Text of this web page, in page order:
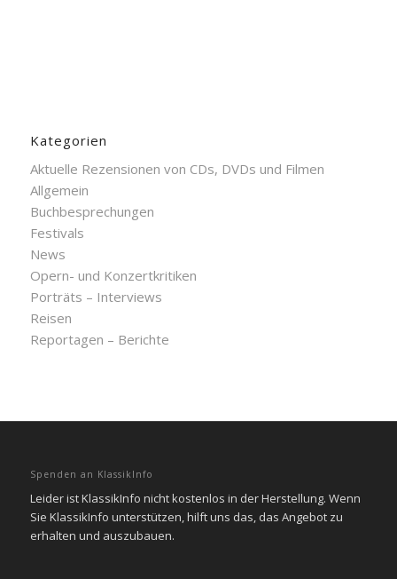
Kategorien
Aktuelle Rezensionen von CDs, DVDs und Filmen
Allgemein
Buchbesprechungen
Festivals
News
Opern- und Konzertkritiken
Porträts – Interviews
Reisen
Reportagen – Berichte
Spenden an KlassikInfo
Leider ist KlassikInfo nicht kostenlos in der Herstellung. Wenn
Sie KlassikInfo unterstützen, hilft uns das, das Angebot zu
erhalten und auszubauen.